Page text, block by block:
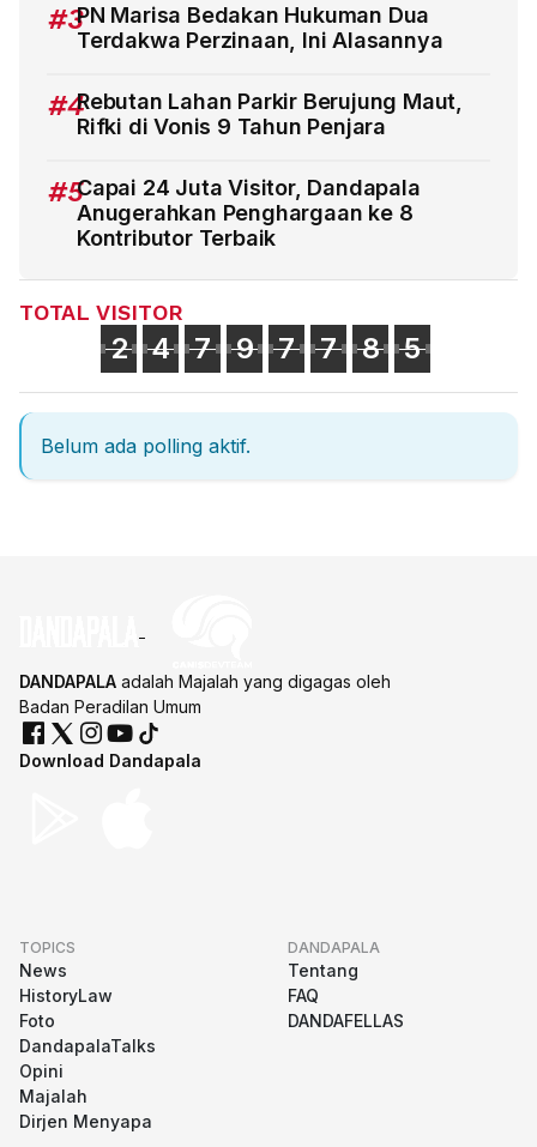
#3PN Marisa Bedakan Hukuman Dua
Terdakwa Perzinaan, Ini Alasannya
#4Rebutan Lahan Parkir Berujung Maut,
Rifki di Vonis 9 Tahun Penjara
#5Capai 24 Juta Visitor, Dandapala
Anugerahkan Penghargaan ke 8
Kontributor Terbaik
TOTAL VISITOR
2 4 7 9 7 7 8 5
Belum ada polling aktif.
DANDAPALA adalah Majalah yang digagas oleh
Badan Peradilan Umum
Download Dandapala
TOPICS
News
HistoryLaw
Foto
DandapalaTalks
Opini
Majalah
Dirjen Menyapa
DANDAPALA
Tentang
FAQ
DANDAFELLAS